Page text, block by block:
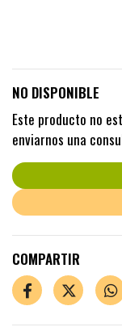
NO DISPONIBLE
Este producto no
enviarnos una
COMPARTIR